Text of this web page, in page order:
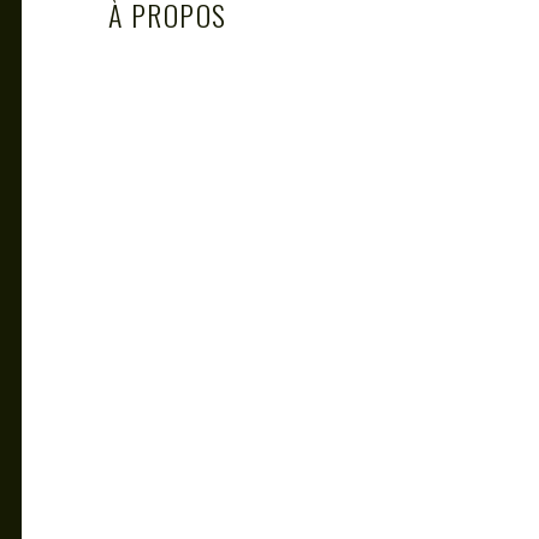
À PROPOS